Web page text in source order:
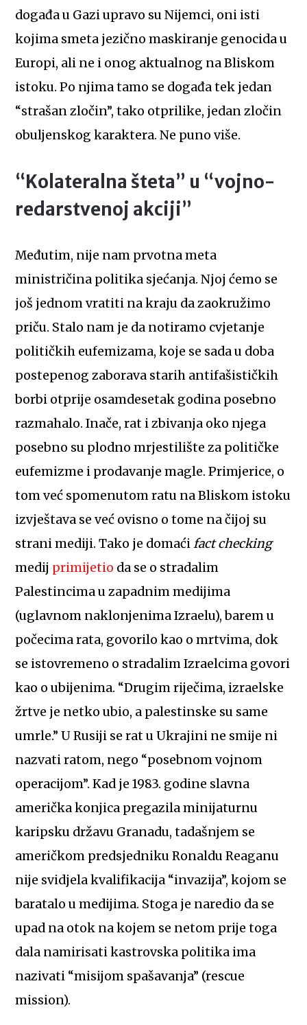
događa u Gazi upravo su Nijemci, oni isti
kojima smeta jezično maskiranje genocida u
Europi, ali ne i onog aktualnog na Bliskom
istoku. Po njima tamo se događa tek jedan
“strašan zločin”, tako otprilike, jedan zločin
obuljenskog karaktera. Ne puno više.
“Kolateralna šteta” u “vojno-
redarstvenoj akciji”
Međutim, nije nam prvotna meta
ministričina politika sjećanja. Njoj ćemo se
još jednom vratiti na kraju da zaokružimo
priču. Stalo nam je da notiramo cvjetanje
političkih eufemizama, koje se sada u doba
postepenog zaborava starih antifašističkih
borbi otprije osamdesetak godina posebno
razmahalo. Inače, rat i zbivanja oko njega
posebno su plodno mrjestilište za političke
eufemizme i prodavanje magle. Primjerice, o
tom već spomenutom ratu na Bliskom istoku
izvještava se već ovisno o tome na čijoj su
strani mediji. Tako je domaćifact checking
medij primijetio da se o stradalim
Palestincima u zapadnim medijima
(uglavnom naklonjenima Izraelu), barem u
počecima rata, govorilo kao o mrtvima, dok
se istovremeno o stradalim Izraelcima govori
kao o ubijenima. “Drugim riječima, izraelske
žrtve je netko ubio, a palestinske su same
umrle.” U Rusiji se rat u Ukrajini ne smije ni
nazvati ratom, nego “posebnom vojnom
operacijom”. Kad je 1983. godine slavna
američka konjica pregazila minijaturnu
karipsku državu Granadu, tadašnjem se
američkom predsjedniku Ronaldu Reaganu
nije svidjela kvalifikacija “invazija”, kojom se
baratalo u medijima. Stoga je naredio da se
upad na otok na kojem se netom prije toga
dala namirisati kastrovska politika ima
nazivati “misijom spašavanja” (rescue
mission).